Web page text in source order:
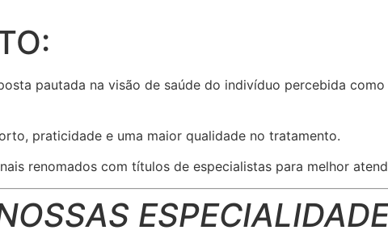
pautada na visão de saúde do indivíduo percebida
praticidade e uma maior qualidade no tratamento.
renomados com títulos de especialistas para melhor